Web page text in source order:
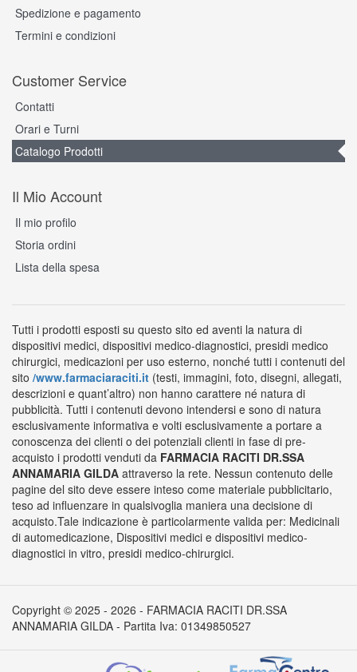
Spedizione e pagamento
Termini e condizioni
Customer Service
Contatti
Orari e Turni
Catalogo Prodotti
Il Mio Account
Il mio profilo
Storia ordini
Lista della spesa
Tutti i prodotti esposti su questo sito ed aventi la natura di
dispositivi medici, dispositivi medico-diagnostici, presidi medico
chirurgici, medicazioni per uso esterno, nonché tutti i contenuti del
sito /www.farmaciaraciti.it (testi, immagini, foto, disegni, allegati,
descrizioni e quant’altro) non hanno carattere né natura di
pubblicità. Tutti i contenuti devono intendersi e sono di natura
esclusivamente informativa e volti esclusivamente a portare a
conoscenza dei clienti o dei potenziali clienti in fase di pre-
acquisto i prodotti venduti da FARMACIA RACITI DR.SSA
ANNAMARIA GILDA attraverso la rete. Nessun contenuto delle
pagine del sito deve essere inteso come materiale pubblicitario,
teso ad influenzare in qualsivoglia maniera una decisione di
acquisto.Tale indicazione è particolarmente valida per: Medicinali
di automedicazione, Dispositivi medici e dispositivi medico-
diagnostici in vitro, presidi medico-chirurgici.
Copyright © 2025 - 2026 - FARMACIA RACITI DR.SSA
ANNAMARIA GILDA - Partita Iva: 01349850527